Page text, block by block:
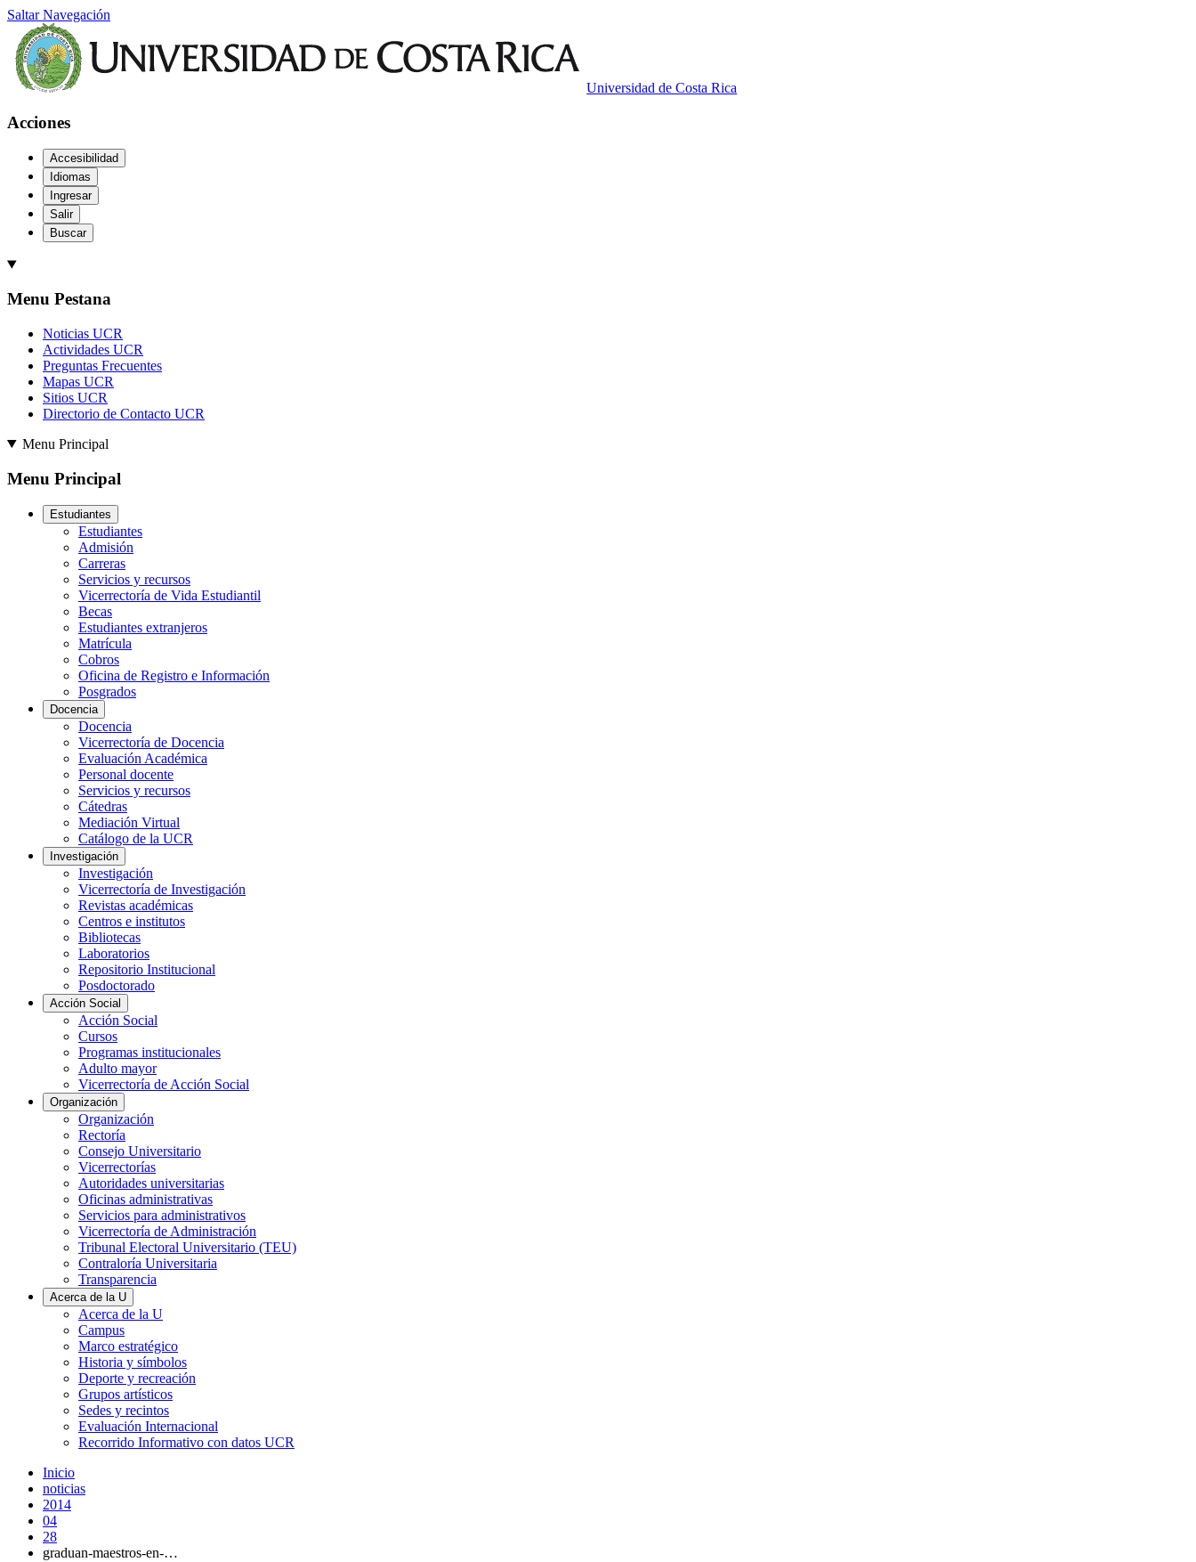
Saltar Navegación
Universidad de Costa Rica
Acciones
Accesibilidad
Idiomas
Ingresar
Salir
Buscar
Menu Pestana
Noticias UCR
Actividades UCR
Preguntas Frecuentes
Mapas UCR
Sitios UCR
Directorio de Contacto UCR
Menu Principal
Menu Principal
Estudiantes
Estudiantes
Admisión
Carreras
Servicios y recursos
Vicerrectoría de Vida Estudiantil
Becas
Estudiantes extranjeros
Matrícula
Cobros
Oficina de Registro e Información
Posgrados
Docencia
Docencia
Vicerrectoría de Docencia
Evaluación Académica
Personal docente
Servicios y recursos
Cátedras
Mediación Virtual
Catálogo de la UCR
Investigación
Investigación
Vicerrectoría de Investigación
Revistas académicas
Centros e institutos
Bibliotecas
Laboratorios
Repositorio Institucional
Posdoctorado
Acción Social
Acción Social
Cursos
Programas institucionales
Adulto mayor
Vicerrectoría de Acción Social
Organización
Organización
Rectoría
Consejo Universitario
Vicerrectorías
Autoridades universitarias
Oficinas administrativas
Servicios para administrativos
Vicerrectoría de Administración
Tribunal Electoral Universitario (TEU)
Contraloría Universitaria
Transparencia
Acerca de la U
Acerca de la U
Campus
Marco estratégico
Historia y símbolos
Deporte y recreación
Grupos artísticos
Sedes y recintos
Evaluación Internacional
Recorrido Informativo con datos UCR
Inicio
noticias
2014
04
28
graduan-maestros-en-…